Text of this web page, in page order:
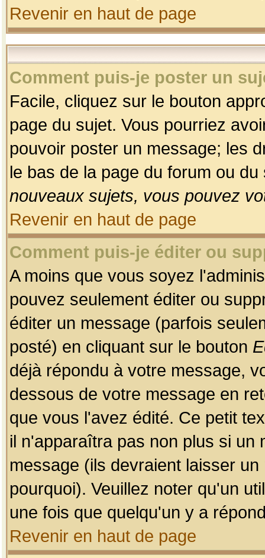
Revenir en haut de page
Comment puis-je poster un
Facile, cliquez sur le bouton
page du sujet. Vous pourriez
pouvoir poster un message; les
le bas de la page du forum ou
nouveaux sujets, vous pouvez
Revenir en haut de page
Comment puis-je éditer ou
A moins que vous soyez
pouvez seulement éditer ou
éditer un message (parfois
posté) en cliquant sur le bouton
déjà répondu à votre message,
dessous de votre message en
que vous l'avez édité. Ce petit
il n'apparaîtra pas non plus si un
message (ils devraient laisser
pourquoi). Veuillez noter qu'un
une fois que quelqu'un y a
Revenir en haut de page